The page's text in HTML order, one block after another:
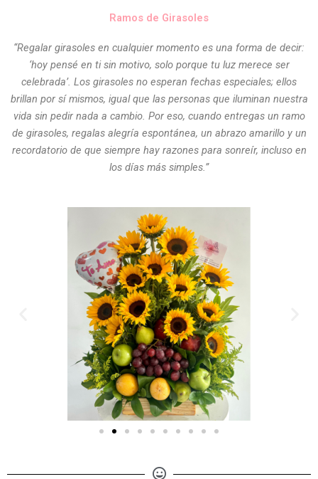
Ramos de Girasoles
“Regalar girasoles en cualquier momento es una forma de decir:
‘hoy pensé en ti sin motivo, solo porque tu luz merece ser
celebrada’. Los girasoles no esperan fechas especiales; ellos
brillan por sí mismos, igual que las personas que iluminan nuestra
vida sin pedir nada a cambio. Por eso, cuando entregas un ramo
de girasoles, regalas alegría espontánea, un abrazo amarillo y un
recordatorio de que siempre hay razones para sonreír, incluso en
los días más simples.”